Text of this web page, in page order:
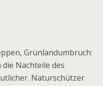
Grünlandumbruch:
Nachteile des
Naturschützer